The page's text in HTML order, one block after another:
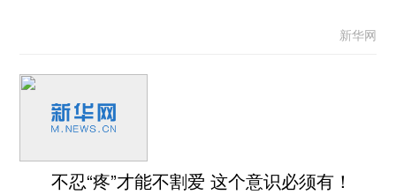
新华网
不忍“疼”才能不割爱 这个意识必须有！